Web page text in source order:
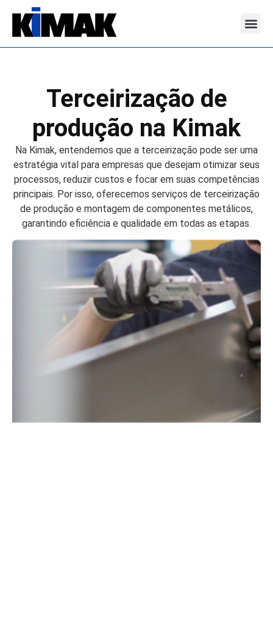
Terceirização de
produção na Kimak
Na Kimak, entendemos que a terceirização pode ser uma
estratégia vital para empresas que desejam otimizar seus
processos, reduzir custos e focar em suas competências
principais. Por isso, oferecemos serviços de terceirização
de produção e montagem de componentes metálicos,
garantindo eficiência e qualidade em todas as etapas.